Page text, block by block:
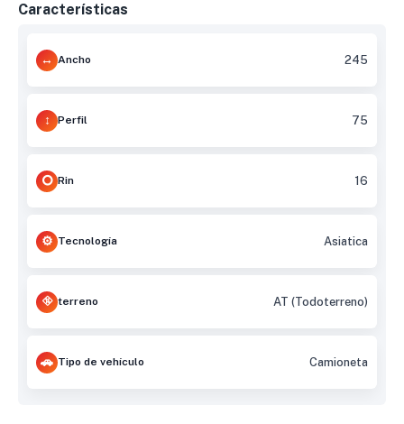
Características
Ancho 245
Perfil 75
Rin 16
Tecnología Asiatica
terreno AT (Todoterreno)
Tipo de vehículo Camioneta